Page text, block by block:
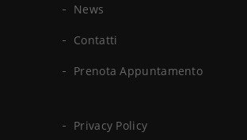
News
Contatti
Prenota Appuntamento
Privacy Policy